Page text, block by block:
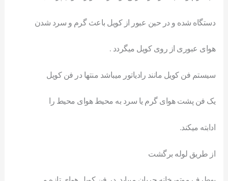
دستگاه شده و در حين عبور از کويل باعث گرم و سرد شدن
هوای عبوری از روی کويل میگردد .
سیستم فن کویل مانند رادیاتور میباشد منتها در فن کویل
یک فن پشت هوای گرم یا سرد به محیط هوای محیط را
ادابته میکند.
از طريق لوله برگشت